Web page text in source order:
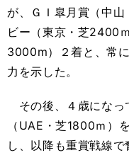
が、ＧＩ皐月賞（中
ビー（東京・芝2400
3000m）２着と、常
力を示した。
その後、４歳になっ
（UAE・芝1800ｍ）
し、以降も重賞戦線で